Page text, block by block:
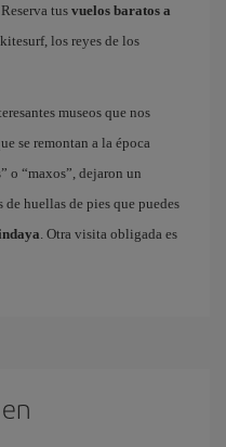
tus vuelos baratos a
los reyes de los
museos que nos
se remontan a la época
o “maxos”, dejaron un
huellas de pies que puedes
. Otra visita obligada es